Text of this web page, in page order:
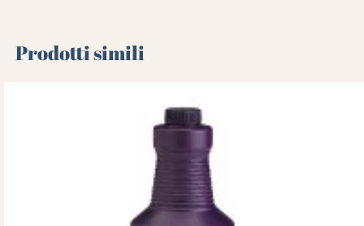
Prodotti simili